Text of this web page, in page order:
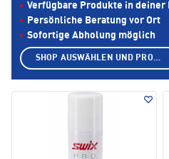
Verfügbare Produkte in deiner
Persönliche Beratung vor Ort
Sofortige Abholung möglich
SHOP AUSWÄHLEN UND PRODUKTE ANZEIGEN